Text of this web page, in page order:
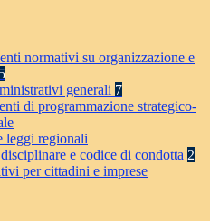
normativi su organizzazione e
5
generali 7
di programmazione strategico-
leggi regionali
e codice di condotta 2
per cittadini e imprese